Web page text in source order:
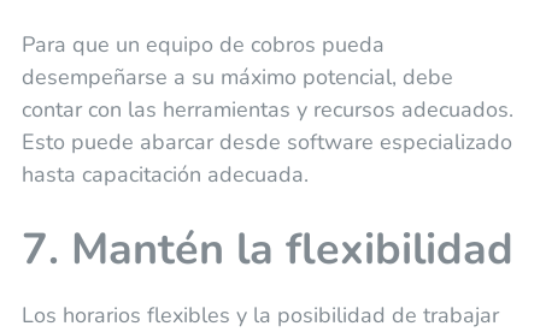
Para que un equipo de cobros pueda
desempeñarse a su máximo potencial, debe
contar con las herramientas y recursos adecuados.
Esto puede abarcar desde software especializado
hasta capacitación adecuada.
7. Mantén la flexibilidad
Los horarios flexibles y la posibilidad de trabajar